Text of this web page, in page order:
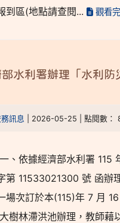
到區(地點請查閱...
觀看
水利署辦理「水利防
訊息 | 2026-05-25 | 點閱數：
、依據經濟部水利署 115
第 11533021300 號 函辦
場次訂於本(115)年 7 月 16
樹林滯洪池辦理，教師藉